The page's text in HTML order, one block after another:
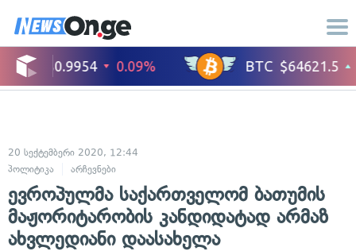
20 სექტემბერი 2020, 12:44
პოლიტიკა
არჩევნები
ევროპულმა საქართველომ ბათუმის
მაჟორიტარობის კანდიდატად არმაზ
ახვლედიანი დაასახელა